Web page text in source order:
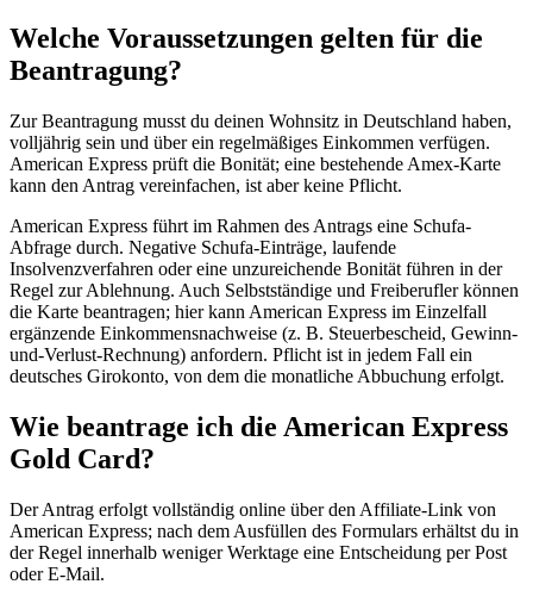
Welche Voraussetzungen gelten für die
Beantragung?
Zur Beantragung musst du deinen Wohnsitz in Deutschland haben,
volljährig sein und über ein regelmäßiges Einkommen verfügen.
American Express prüft die Bonität; eine bestehende Amex-Karte
kann den Antrag vereinfachen, ist aber keine Pflicht.
American Express führt im Rahmen des Antrags eine Schufa-
Abfrage durch. Negative Schufa-Einträge, laufende
Insolvenzverfahren oder eine unzureichende Bonität führen in der
Regel zur Ablehnung. Auch Selbstständige und Freiberufler können
die Karte beantragen; hier kann American Express im Einzelfall
ergänzende Einkommensnachweise (z. B. Steuerbescheid, Gewinn-
und-Verlust-Rechnung) anfordern. Pflicht ist in jedem Fall ein
deutsches Girokonto, von dem die monatliche Abbuchung erfolgt.
Wie beantrage ich die American Express
Gold Card?
Der Antrag erfolgt vollständig online über den Affiliate-Link von
American Express; nach dem Ausfüllen des Formulars erhältst du in
der Regel innerhalb weniger Werktage eine Entscheidung per Post
oder E-Mail.